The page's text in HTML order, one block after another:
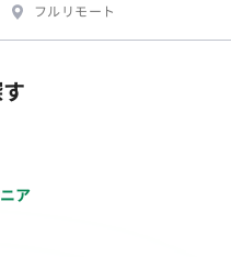
フルリモート
ア